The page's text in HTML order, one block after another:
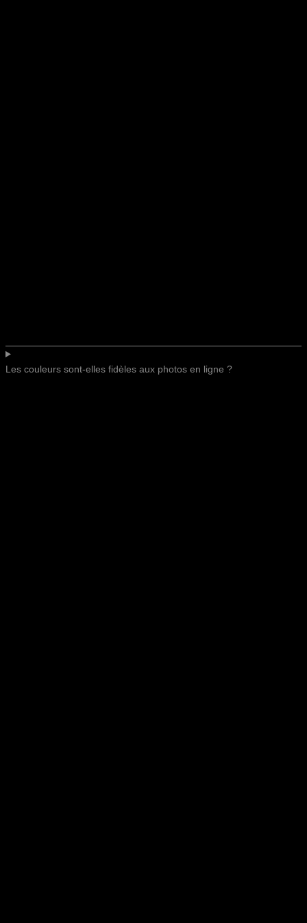
Les couleurs sont-elles fidèles aux photos en ligne ?